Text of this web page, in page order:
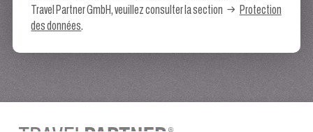
Travel Partner GmbH, veuillez consulter la section
Protection
des données.